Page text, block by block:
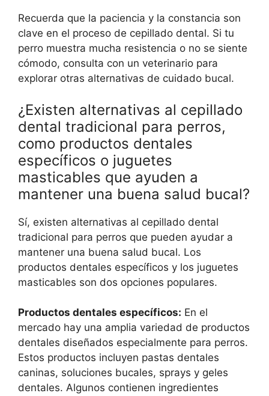
Recuerda que la paciencia y la constancia son
clave en el proceso de cepillado dental. Si tu
perro muestra mucha resistencia o no se siente
cómodo, consulta con un veterinario para
explorar otras alternativas de cuidado bucal.
¿Existen alternativas al cepillado
dental tradicional para perros,
como productos dentales
específicos o juguetes
masticables que ayuden a
mantener una buena salud bucal?
Sí, existen alternativas al cepillado dental
tradicional para perros que pueden ayudar a
mantener una buena salud bucal. Los
productos dentales específicos y los juguetes
masticables son dos opciones populares.
Productos dentales específicos: En el
mercado hay una amplia variedad de productos
dentales diseñados especialmente para perros.
Estos productos incluyen pastas dentales
caninas, soluciones bucales, sprays y geles
dentales. Algunos contienen ingredientes